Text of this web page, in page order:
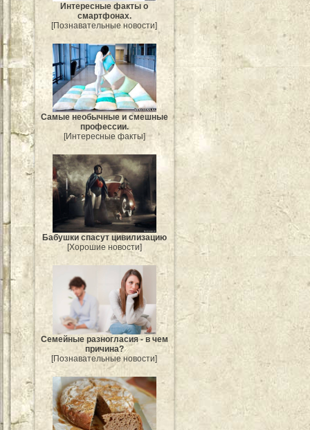
Интересные факты о
смартфонах.
[Познавательные новости]
Самые необычные и смешные
профессии.
[Интересные факты]
Бабушки спасут цивилизацию
[Хорошие новости]
Семейные разногласия - в чем
причина?
[Познавательные новости]